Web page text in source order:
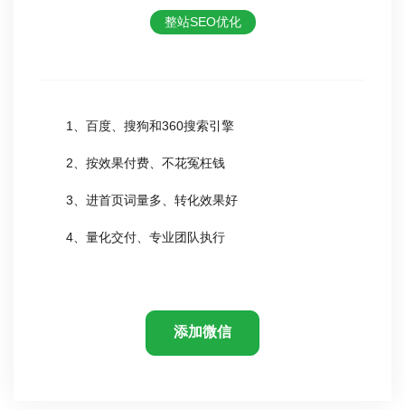
整站SEO优化
1、百度、搜狗和360搜索引擎
2、按效果付费、不花冤枉钱
3、进首页词量多、转化效果好
4、量化交付、专业团队执行
添加微信